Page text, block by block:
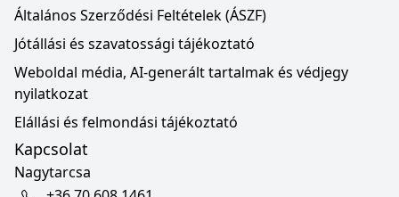
Általános Szerződési Feltételek (ÁSZF)
Jótállási és szavatossági tájékoztató
Weboldal média, AI-generált tartalmak és védjegy
nyilatkozat
Elállási és felmondási tájékoztató
Kapcsolat
Nagytarcsa